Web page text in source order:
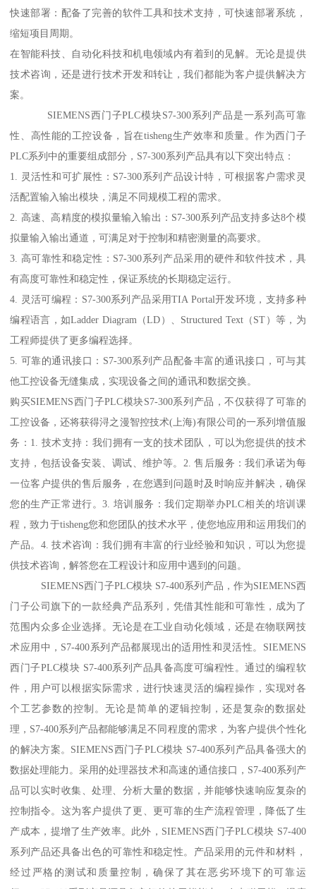
快速部署：配备了完善的软件工具和技术支持，可快速部署系统，
缩短项目周期。
在智能科技、自动化科技和机电领域内有着到的见解。无论是提供
技术咨询，还是进行技术开发和转让，我们都能为客户提供解决方
案。
SIEMENS西门子PLC模块S7-300系列产品是一系列高可靠
性、高性能的工控设备，旨在tisheng生产效率和质量。作为西门子
PLC系列中的重要组成部分，S7-300系列产品具有以下突出特点：
1. 灵活性和可扩展性：S7-300系列产品设计特，可根据客户需求灵
活配置输入输出模块，满足不同规模工程的需求。
2. 高速、高精度的模拟量输入输出：S7-300系列产品支持多达8个模
拟量输入输出通道，可满足对于控制和精密测量的高要求。
3. 高可靠性和稳定性：S7-300系列产品采用的硬件和软件技术，具
有高度可靠性和稳定性，保证系统的长期稳定运行。
4. 灵活可编程：S7-300系列产品采用TIA Portal开发环境，支持多种
编程语言，如Ladder Diagram（LD）、Structured Text（ST）等，为
工程师提供了更多编程选择。
5. 可靠的通讯接口：S7-300系列产品配备丰富的通讯接口，可与其
他工控设备无缝集成，实现设备之间的通讯和数据交换。
购买SIEMENS西门子PLC模块S7-300系列产品，不仅获得了可靠的
工控设备，还将获得浔之漫智控技术(上海)有限公司的一系列增值服
务：1. 技术支持：我们拥有一支的技术团队，可以为您提供的技术
支持，包括设备安装、调试、维护等。2. 售后服务：我们承诺为每
一位客户提供的售后服务，在您遇到问题时及时响应并解决，确保
您的生产正常进行。3. 培训服务：我们定期举办PLC相关的培训课
程，致力于tisheng您和您团队的技术水平，使您地应用和运用我们的
产品。4. 技术咨询：我们拥有丰富的行业经验和知识，可以为您提
供技术咨询，解答您在工程设计和应用中遇到的问题。
SIEMENS西门子PLC模块 S7-400系列产品，作为SIEMENS西
门子公司旗下的一款经典产品系列，凭借其性能和可靠性，成为了
范围内众多企业选择。无论是在工业自动化领域，还是在物联网技
术应用中，S7-400系列产品都展现出的适用性和灵活性。SIEMENS
西门子PLC模块 S7-400系列产品具备高度可编程性。通过的编程软
件，用户可以根据实际需求，进行快速灵活的编程操作，实现对各
个工艺参数的控制。无论是简单的逻辑控制，还是复杂的数据处
理，S7-400系列产品都能够满足不同程度的需求，为客户提供个性化
的解决方案。SIEMENS西门子PLC模块 S7-400系列产品具备强大的
数据处理能力。采用的处理器技术和高速的通信接口，S7-400系列产
品可以实时收集、处理、分析大量的数据，并能够快速响应复杂的
控制指令。这为客户提供了更、更可靠的生产流程管理，降低了生
产成本，提增了生产效率。此外，SIEMENS西门子PLC模块 S7-400
系列产品还具备出色的可靠性和稳定性。产品采用的元件和材料，
经过严格的测试和质量控制，确保了其在恶劣环境下的可靠运